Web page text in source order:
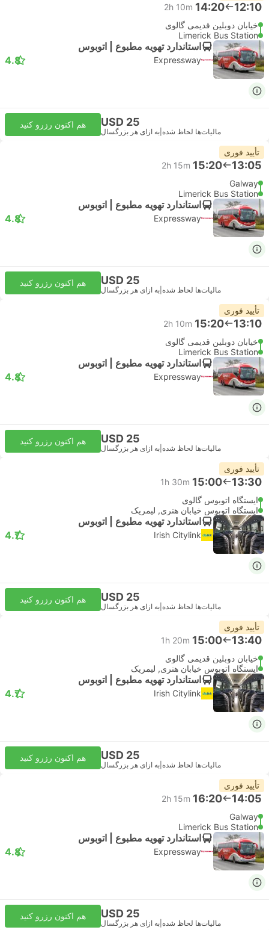
12:10
14:20
2h 10m
خیابان دوبلین قدیمی گالوی
Limerick Bus Station
استاندارد تهویه مطبوع | اتوبوس
Expressway
4.8
USD 25
مالیات‌ها لحاظ شده به ازای هر بزرگسال
هم اکنون رزرو کنید
تأیید فوری
13:05
15:20
2h 15m
Galway
Limerick Bus Station
استاندارد تهویه مطبوع | اتوبوس
Expressway
4.8
USD 25
مالیات‌ها لحاظ شده به ازای هر بزرگسال
هم اکنون رزرو کنید
تأیید فوری
13:10
15:20
2h 10m
خیابان دوبلین قدیمی گالوی
Limerick Bus Station
استاندارد تهویه مطبوع | اتوبوس
Expressway
4.8
USD 25
مالیات‌ها لحاظ شده به ازای هر بزرگسال
هم اکنون رزرو کنید
تأیید فوری
13:30
15:00
1h 30m
ایستگاه اتوبوس گالوی
ایستگاه اتوبوس خیابان هنری, لیمریک
استاندارد تهویه مطبوع | اتوبوس
Irish Citylink
4.7
USD 25
مالیات‌ها لحاظ شده به ازای هر بزرگسال
هم اکنون رزرو کنید
تأیید فوری
13:40
15:00
1h 20m
خیابان دوبلین قدیمی گالوی
ایستگاه اتوبوس خیابان هنری, لیمریک
استاندارد تهویه مطبوع | اتوبوس
Irish Citylink
4.7
USD 25
مالیات‌ها لحاظ شده به ازای هر بزرگسال
هم اکنون رزرو کنید
تأیید فوری
14:05
16:20
2h 15m
Galway
Limerick Bus Station
استاندارد تهویه مطبوع | اتوبوس
Expressway
4.8
USD 25
مالیات‌ها لحاظ شده به ازای هر بزرگسال
هم اکنون رزرو کنید